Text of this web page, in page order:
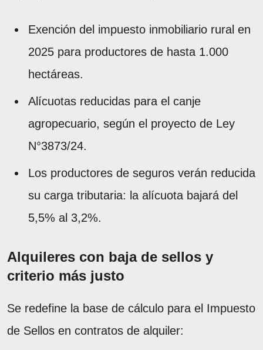
Exención del impuesto inmobiliario rural en
2025 para productores de hasta 1.000
hectáreas.
Alícuotas reducidas para el canje
agropecuario, según el proyecto de Ley
N°3873/24.
Los productores de seguros verán reducida
su carga tributaria: la alícuota bajará del
5,5% al 3,2%.
Alquileres con baja de sellos y
criterio más justo
Se redefine la base de cálculo para el Impuesto
de Sellos en contratos de alquiler: